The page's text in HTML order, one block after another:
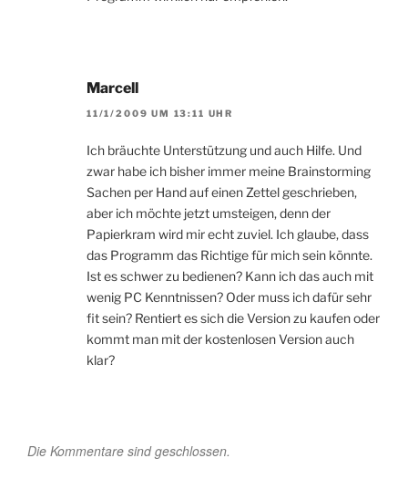
Marcell
11/1/2009 UM 13:11 UHR
Ich bräuchte Unterstützung und auch Hilfe. Und
zwar habe ich bisher immer meine Brainstorming
Sachen per Hand auf einen Zettel geschrieben,
aber ich möchte jetzt umsteigen, denn der
Papierkram wird mir echt zuviel. Ich glaube, dass
das Programm das Richtige für mich sein könnte.
Ist es schwer zu bedienen? Kann ich das auch mit
wenig PC Kenntnissen? Oder muss ich dafür sehr
fit sein? Rentiert es sich die Version zu kaufen oder
kommt man mit der kostenlosen Version auch
klar?
Die Kommentare sind geschlossen.